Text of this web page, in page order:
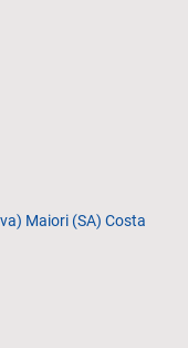
Maiori (SA) Costa